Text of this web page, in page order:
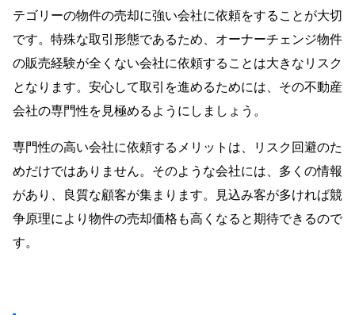
テゴリーの物件の売却に強い会社に依頼をすることが大切
です。特殊な取引形態であるため、オーナーチェンジ物件
の販売経験が全くない会社に依頼することは大きなリスク
となります。安心して取引を進めるためには、その不動産
会社の専門性を見極めるようにしましょう。
専門性の高い会社に依頼するメリットは、リスク回避のた
めだけではありません。そのような会社には、多くの情報
があり、良質な顧客が集まります。見込み客が多ければ競
争原理により物件の売却価格も高くなると期待できるので
す。